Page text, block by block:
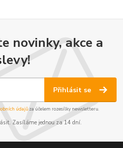
novinky, akce a
Přihlásit se
údajůza účelem rozesílky newsletteru.
Zasíláme jednou za 14 dní.